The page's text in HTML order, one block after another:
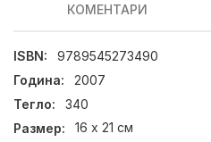
КОМЕНТАРИ
ISBN:
9789545273490
Година:
2007
Тегло:
340
Размер:
16 х 21 см